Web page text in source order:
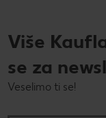
Više
se za
Veselimo ti se!